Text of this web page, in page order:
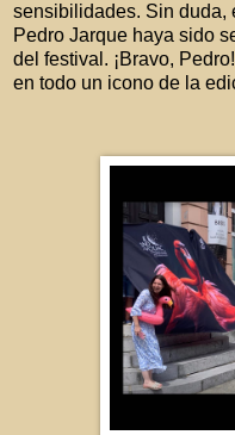
sensibilidades. Sin duda,
Pedro Jarque haya sido
del festival. ¡Bravo,
en todo un icono de la